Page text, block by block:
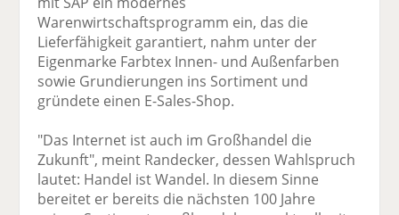
Warenwirtschaftsprogramm ein, das die
Lieferfähigkeit garantiert, nahm unter der
Eigenmarke Farbtex Innen- und Außenfarben
sowie Grundierungen ins Sortiment und
gründete einen E-Sales-Shop.
"Das Internet ist auch im Großhandel die
Zukunft", meint Randecker, dessen Wahlspruch
lautet: Handel ist Wandel. In diesem Sinne
bereitet er bereits die nächsten 100 Jahre